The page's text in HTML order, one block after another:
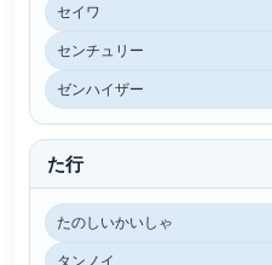
セイワ
センチュリー
ゼンハイザー
た行
たのしいかいしゃ
タンノイ